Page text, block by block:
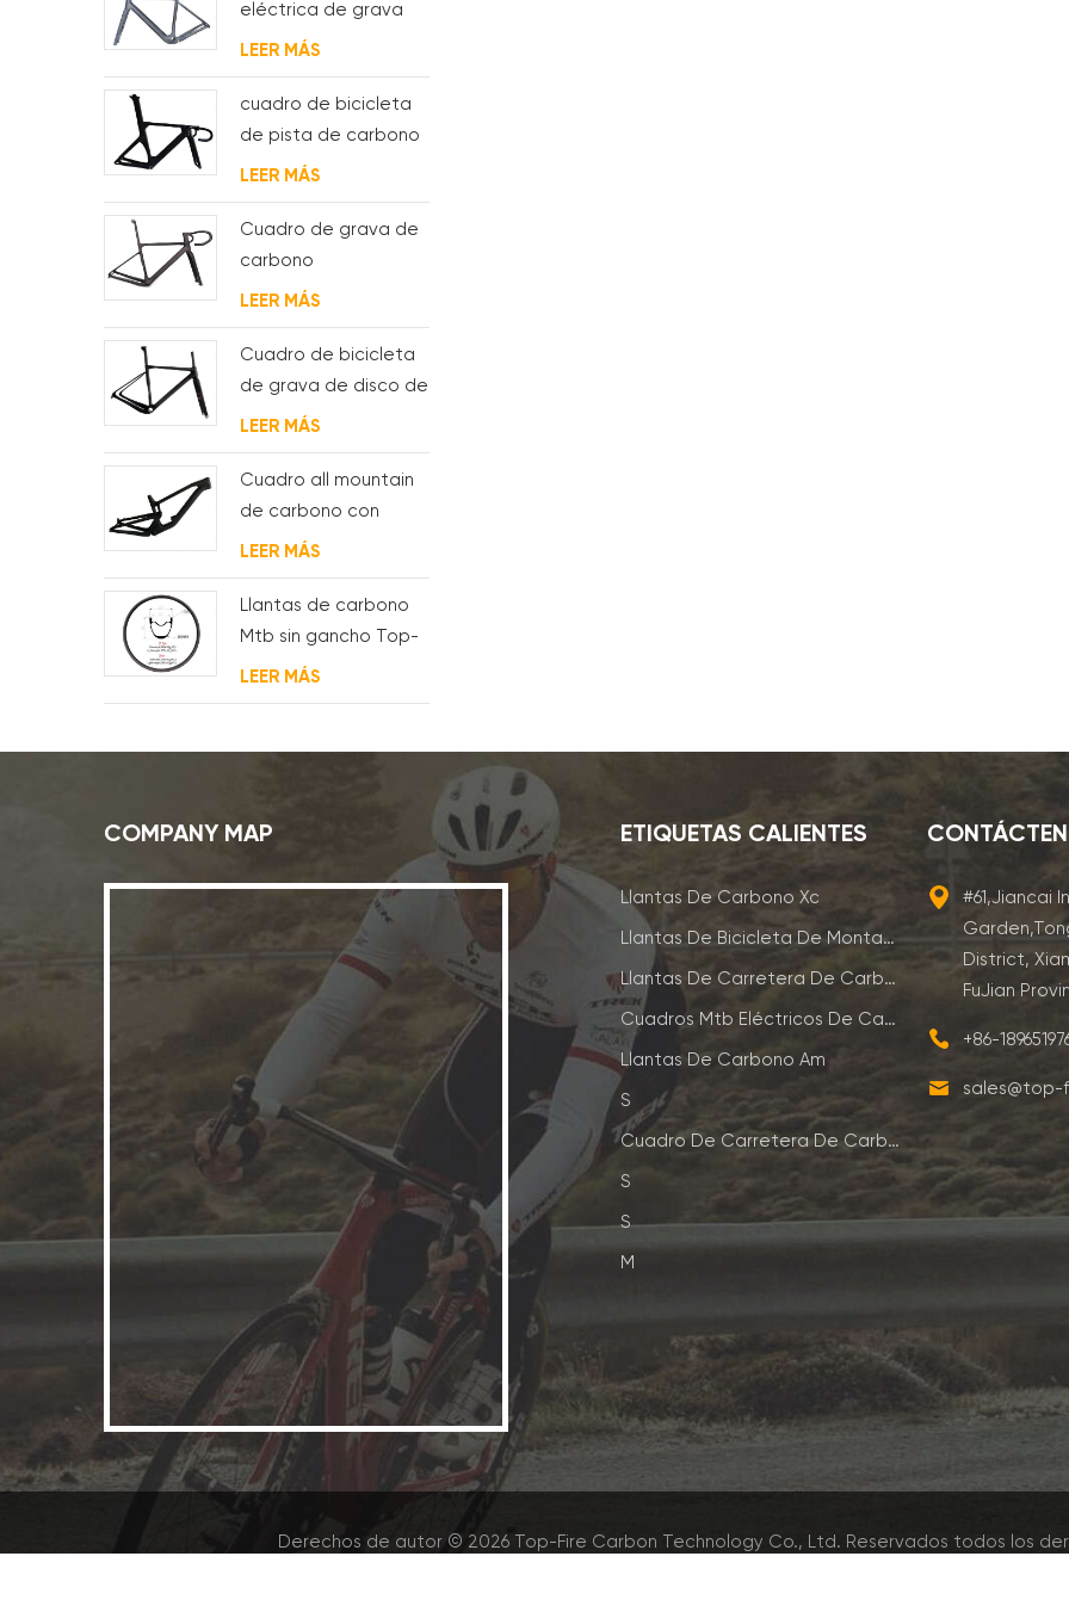
eléctrica de grava
de carbono con
motor de buje fsa y
batería
LEER MÁS
cuadro de bicicleta
de pista de carbono
aero para sistema
bsa
LEER MÁS
Cuadro de grava de
carbono
Enrutamiento de
cable interno
completo
LEER MÁS
Cuadro de bicicleta
de grava de disco de
ciclocross de
carbono para bb t47
LEER MÁS
Cuadro all mountain
de carbono con
suspensión total 29er
LEER MÁS
Llantas de carbono
Mtb sin gancho Top-
Fire 27.5er 29er 27 mm
de ancho 25 mm de
LEER MÁS
COMPANY MAP ETIQUETAS CALIENTES
Llantas De Carbono Xc
Llantas De Bicicleta De Montaña De Carbono
Llantas De Carretera De Carbono
Cuadros Mtb Eléctricos De Carbono
Llantas De Carbono Am
S
Cuadro De Carretera De Carbono
S
S
M
#61,Jiancai
District,
FuJian
+86-
sales@top-
Derechos de autor © 2026 Top-Fire Carbon Technology Co., Ltd. Reservados todos los